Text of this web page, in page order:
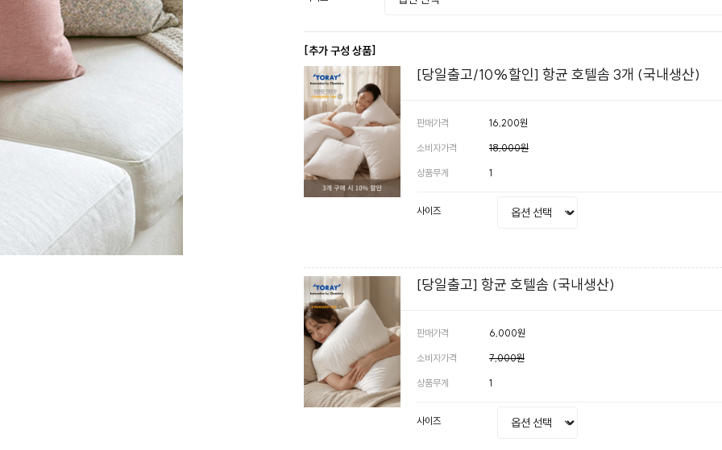
[추가 구성 상품]
[당일출고/10%할인] 항균 호텔솜 3개 (국내생산)
판매가격 16,200원
소비자가격 18,000원
상품무게 1
사이즈
[당일출고] 항균 호텔솜 (국내생산)
판매가격 6,000원
소비자가격 7,000원
상품무게 1
사이즈